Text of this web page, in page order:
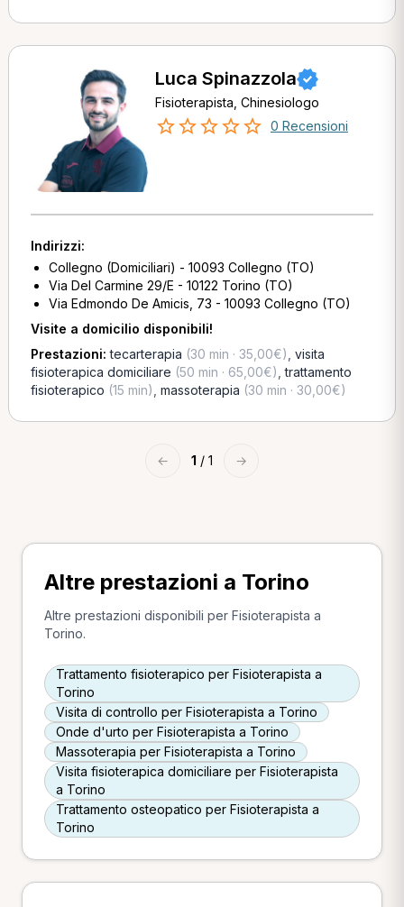
Luca Spinazzola
Fisioterapista, Chinesiologo
0 Recensioni
Indirizzi:
Collegno (Domiciliari) - 10093 Collegno (TO)
Via Del Carmine 29/E - 10122 Torino (TO)
Via Edmondo De Amicis, 73 - 10093 Collegno (TO)
Visite a domicilio disponibili!
Prestazioni:tecarterapia (30 min · 35,00€) visita
fisioterapica domiciliare (50 min · 65,00€) ,trattamento
fisioterapico (15 min) massoterapia (30 min · 30,00€)
← 1 / 1 →
Altre prestazioni a Torino
Altre prestazioni disponibili per Fisioterapista a
Torino.
Trattamento fisioterapico per Fisioterapista a
Torino
Visita di controllo per Fisioterapista a Torino
Onde d'urto per Fisioterapista a Torino
Massoterapia per Fisioterapista a Torino
Visita fisioterapica domiciliare per Fisioterapista
a Torino
Trattamento osteopatico per Fisioterapista a
Torino